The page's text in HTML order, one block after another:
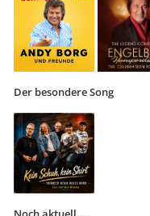
Der besondere Song